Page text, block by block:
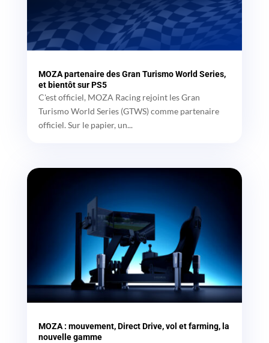
MOZA partenaire des Gran Turismo World Series,
et bientôt sur PS5
C'est officiel, MOZA Racing rejoint les Gran
Turismo World Series (GTWS) comme partenaire
officiel. Sur le papier, un...
MOZA : mouvement, Direct Drive, vol et farming, la
nouvelle gamme